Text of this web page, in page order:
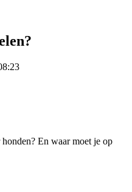
En waar moet je op